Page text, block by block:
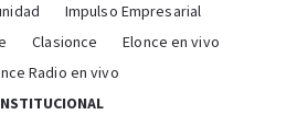
Impulso Empresarial
Clasionce
Elonce en vivo
Radio en vivo